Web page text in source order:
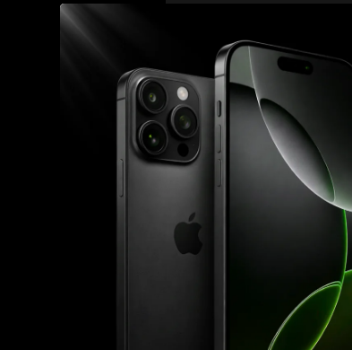
„Chtěl bych
vyjadřovat.
Česku, rád
Podle jeho
„Já jediný
museli zažívat,“
Důvodem,
platí přísná
další problémy,